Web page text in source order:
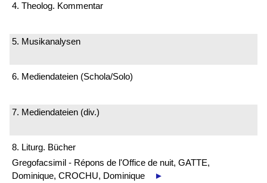
4. Theolog. Kommentar
5. Musikanalysen
6. Mediendateien (Schola/Solo)
7. Mediendateien (div.)
8. Liturg. Bücher
Gregofacsimil - Répons de l'Office de nuit, GATTE,
Dominique, CROCHU, Dominique
►